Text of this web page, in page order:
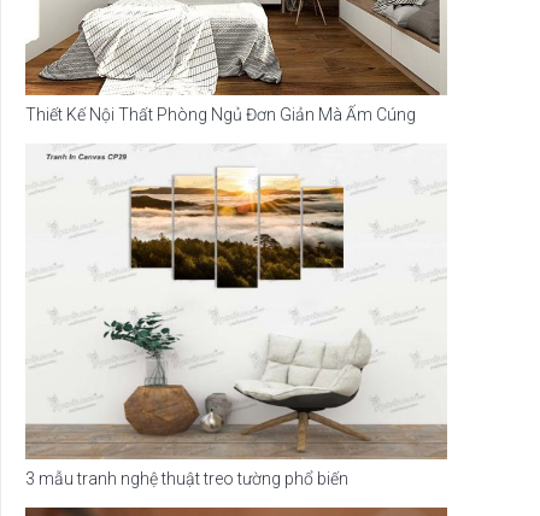
Thiết Kế Nội Thất Phòng Ngủ Đơn Giản Mà Ấm Cúng
3 mẫu tranh nghệ thuật treo tường phổ biến